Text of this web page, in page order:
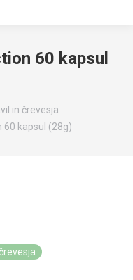
60 kapsul
in črevesja
60 kapsul (28g)